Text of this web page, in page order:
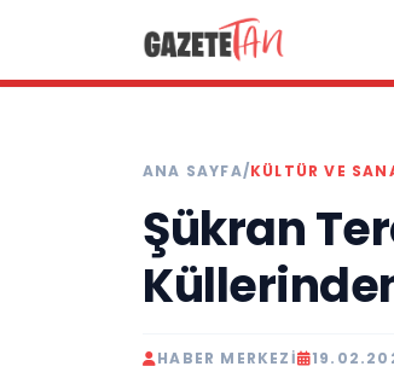
ANA SAYFA/KÜLTÜR VE
Şükran
HABER MERKEZI